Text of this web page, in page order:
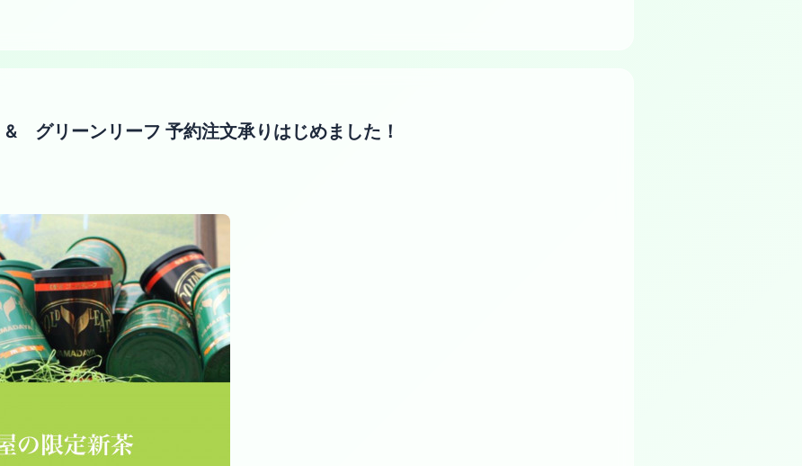
グリーンリーフ 予約注文承りはじめました！